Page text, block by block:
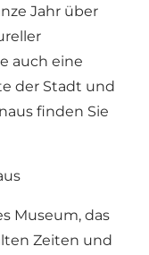
Jahr über
auch eine
der Stadt und
finden Sie
Museum, das
Zeiten und